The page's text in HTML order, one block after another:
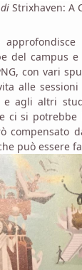
diStrixhaven: A
del campus
con vari
alle
agli altri
ci si
compensato
può essere